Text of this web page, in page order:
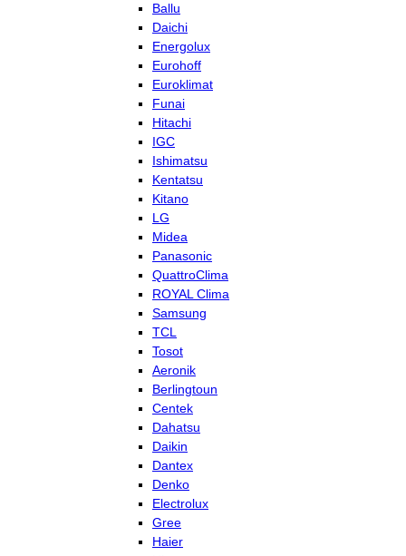
Ballu
Daichi
Energolux
Eurohoff
Euroklimat
Funai
Hitachi
IGC
Ishimatsu
Kentatsu
Kitano
LG
Midea
Panasonic
QuattroClima
ROYAL Clima
Samsung
TCL
Tosot
Aeronik
Berlingtoun
Centek
Dahatsu
Daikin
Dantex
Denko
Electrolux
Gree
Haier